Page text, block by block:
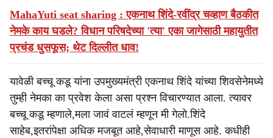
MahaYuti seat sharing : एकनाथ शिंदे-रवींद्र चव्हाण बैठकीत
नेमके काय घडले? विधान परिषदेच्या 'त्या' एका जागेसाठी महायुतीत
प्रचंड धुसफूस; थेट दिल्लीत धाव!
यावेळी बच्चू कडू यांना उपमुख्यमंत्री एकनाथ शिंदे यांच्या शिवसेनेमध्ये
तुम्ही नेमका का प्रवेश केला असा प्रश्न विचारण्यात आला. त्यावर
बच्चू कडू म्हणाले,मला जावं वाटलं म्हणून मी गेलो.शिंदे
साहेब,इतरांपेक्षा अधिक मजबूत आहे,सेवाधारी माणूस आहे. कधीही